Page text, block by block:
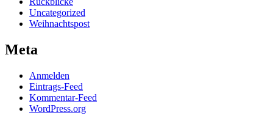
Uncategorized
Weihnachtspost
Meta
Anmelden
Eintrags-Feed
Kommentar-Feed
WordPress.org